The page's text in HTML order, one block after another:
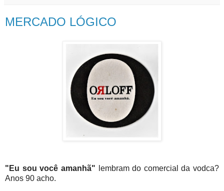
MERCADO LÓGICO
"Eu sou você amanhã" lembram do comercial da vodca?
Anos 90 acho.